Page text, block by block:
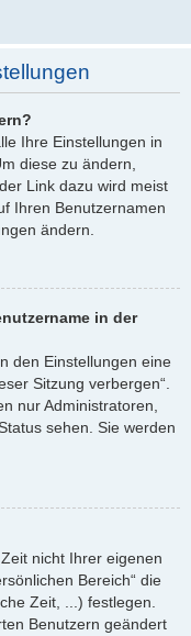
Ihre Einstellungen in
diese zu ändern,
Link dazu wird meist
Ihren Benutzernamen
ändern.
in der
den Einstellungen eine
Sitzung verbergen“.
nur Administratoren,
sehen. Sie werden
nicht Ihrer eigenen
Bereich“ die
Zeit, ...) festlegen.
Benutzern geändert